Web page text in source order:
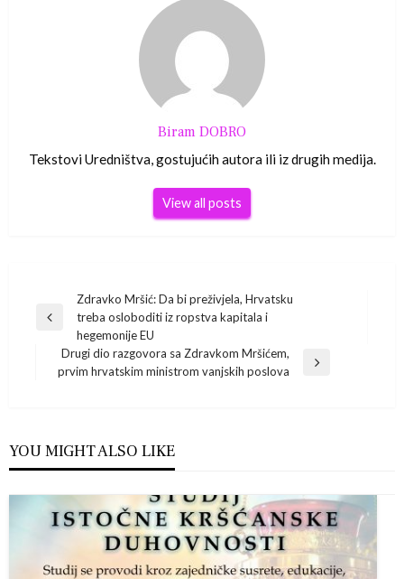
Biram DOBRO
Tekstovi Uredništva, gostujućih autora ili iz drugih medija.
View all posts
Navigacija
objava
Previous
Zdravko Mršić: Da bi preživjela, Hrvatsku
treba osloboditi iz ropstva kapitala i
hegemonije EU
Next
Drugi dio razgovora sa Zdravkom Mršićem,
prvim hrvatskim ministrom vanjskih poslova
YOU MIGHT ALSO LIKE